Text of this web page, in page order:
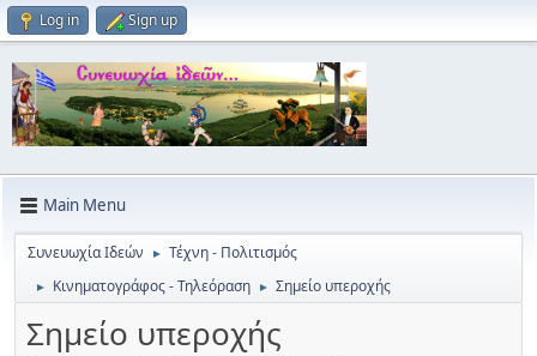
Log in Sign up
Main Menu
Συνευωχία Ιδεών ► Τέχνη - Πολιτισμός
► Κινηματογράφος - Τηλεόραση ► Σημείο υπεροχής
Σημείο υπεροχής